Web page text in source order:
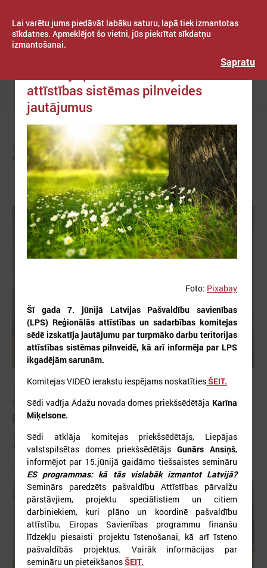
Lai varētu jums piedāvāt labāku saturu, lapā tiek izmantotas
sīkdatnes. Apmeklējot šo vietni, jūs piekrītat sīkdatņu
izmantošanai.
Sapratu
Izvēlne
KOMITEJAS
REĢIONĀLĀS ATTĪSTĪBAS UN SADARBĪBAS KOMITEJA
2026. gada 06. augusts
Izglītības un kultūras komitejas sēde 10.augustā
plkst.14.30
Latvijas Pašvaldību savienība (LPS) aicina piedalīties LPS Izglītības un
kultūras komitejas sēdē, kas notiks šī gada 10.augustā plkst.14.30.
attīstības sistēmas pilnveides
jautājumus
Foto: Pixabay
Šī gada 7. jūnijā Latvijas Pašvaldību savienības
(LPS) Reģionālās attīstības un sadarbības komitejas
sēdē izskatīja jautājumu par turpmāko darbu teritorijas
attīstības sistēmas pilnveidē, kā arī informēja par LPS
ikgadējām sarunām.
Komitejas VIDEO ierakstu iespējams noskatītiesŠEIT.
Sēdi vadīja Ādažu novada domes priekšsēdētāja Karīna
Miķelsone.
Sēdi atklāja komitejas priekšsēdētājs, Liepājas
valstspilsētas domes priekšsēdētājs Gunārs Ansiņš,
informējot par 15.jūnijā gaidāmo tiešsaistes semināru
ES programmas: kā tās vislabāk izmantot Latvijā?
Seminārs paredzēts pašvaldību Attīstības pārvalžu
pārstāvjiem, projektu speciālistiem un citiem
darbiniekiem, kuri plāno un koordinē pašvaldību
attīstību, Eiropas Savienības programmu finanšu
līdzekļu piesaisti projektu īstenošanai, kā arī īsteno
pašvaldībās projektus. Vairāk informācijas par
semināru un pieteikšanosŠEIT.